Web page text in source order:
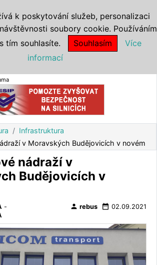
Infrastruktura
v Moravských Budějovicích v novém
nádraží v
Budějovicích v
-
person rebus date_range 02.09.2021
k poskytování služeb, personalizaci
soubory cookie. Používáním
tím souhlasíte.
Souhlasím
Více
informací